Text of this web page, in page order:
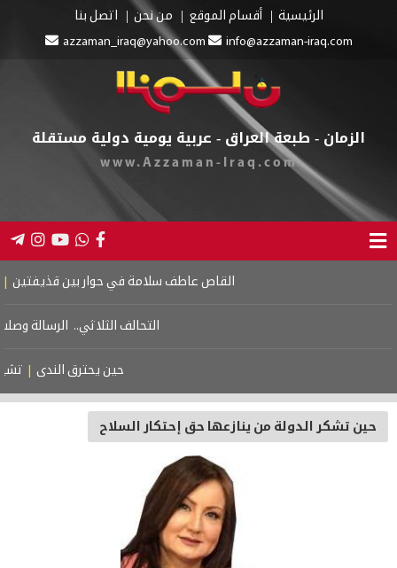
الرئيسية أقسام الموقع من نحن
اتصل بنا
azzaman_iraq@yahoo.com
info@azzaman-iraq.com
الزمان - طبعة العراق - عربية يومية دولية مستقلة
www.Azzaman-Iraq.com
القاص عاطف سلامة في حوار بين قذيفتين |
التحالف الثلاثي.. الرسالة وصلت |
حين يحترق الندى |
حين تشكر الدولة من ينازعها حق إحتكار السلاح